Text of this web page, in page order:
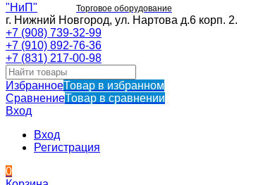
Торговое оборудование
г. Нижний Новгород, ул. Нартова д.6 корп. 2.
+7 (908) 739-32-99
+7 (910) 892-76-36
+7 (831) 217-00-98
ИзбранноеТовар в избранном
СравнениеТовар в сравнении
Вход
Вход
Регистрация
0